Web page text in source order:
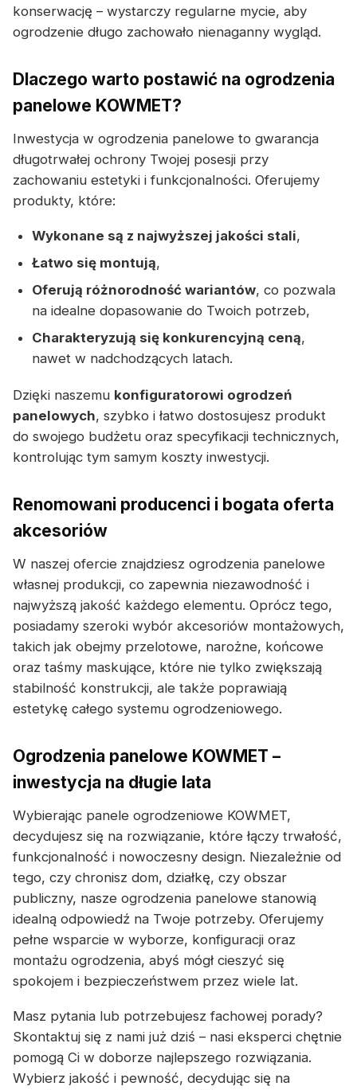
konserwację – wystarczy regularne mycie, aby
ogrodzenie długo zachowało nienaganny wygląd.
Dlaczego warto postawić na ogrodzenia
panelowe KOWMET?
Inwestycja w ogrodzenia panelowe to gwarancja
długotrwałej ochrony Twojej posesji przy
zachowaniu estetyki i funkcjonalności. Oferujemy
produkty, które:
Wykonane są z najwyższej jakości stali,
Łatwo się montują,
Oferują różnorodność wariantów, co pozwala
na idealne dopasowanie do Twoich potrzeb,
Charakteryzują się konkurencyjną ceną,
nawet w nadchodzących latach.
Dzięki naszemu konfiguratorowi ogrodzeń
panelowych, szybko i łatwo dostosujesz produkt
do swojego budżetu oraz specyfikacji technicznych,
kontrolując tym samym koszty inwestycji.
Renomowani producenci i bogata oferta
akcesoriów
W naszej ofercie znajdziesz ogrodzenia panelowe
własnej produkcji, co zapewnia niezawodność i
najwyższą jakość każdego elementu. Oprócz tego,
posiadamy szeroki wybór akcesoriów montażowych,
takich jak obejmy przelotowe, narożne, końcowe
oraz taśmy maskujące, które nie tylko zwiększają
stabilność konstrukcji, ale także poprawiają
estetykę całego systemu ogrodzeniowego.
Ogrodzenia panelowe KOWMET –
inwestycja na długie lata
Wybierając panele ogrodzeniowe KOWMET,
decydujesz się na rozwiązanie, które łączy trwałość,
funkcjonalność i nowoczesny design. Niezależnie od
tego, czy chronisz dom, działkę, czy obszar
publiczny, nasze ogrodzenia panelowe stanowią
idealną odpowiedź na Twoje potrzeby. Oferujemy
pełne wsparcie w wyborze, konfiguracji oraz
montażu ogrodzenia, abyś mógł cieszyć się
spokojem i bezpieczeństwem przez wiele lat.
Masz pytania lub potrzebujesz fachowej porady?
Skontaktuj się z nami już dziś – nasi eksperci chętnie
pomogą Ci w doborze najlepszego rozwiązania.
Wybierz jakość i pewność, decydując się na